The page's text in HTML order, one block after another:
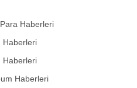
Haberleri
Haberleri
Haberleri
Haberleri